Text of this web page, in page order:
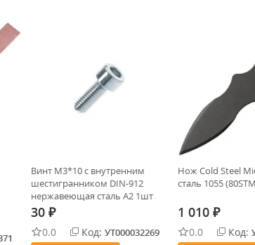
Винт М3*10 с внутренним
шестигранником DIN-912
нержавеющая сталь A2 1шт
30 ₽
0.0 Код: УТ000032269
Нож Cold Steel
сталь 1055
1 010 ₽
0.0 Код: